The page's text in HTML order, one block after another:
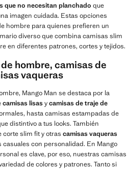
que no necesitan planchado que
imagen cuidada. Estas opciones
hombre para quienes prefieren un
diverso que combina camisas slim
en diferentes patrones, cortes y tejidos.
hombre, camisas de
vaqueras
Mango Man se destaca por la
camisas lisasycamisas de traje de
hasta camisas estampadas de
distintivo a tus looks. También
slim fit y otras camisas vaqueras
con personalidad. En Mango
es clave, por eso, nuestras camisas
de colores y patrones. Tanto si